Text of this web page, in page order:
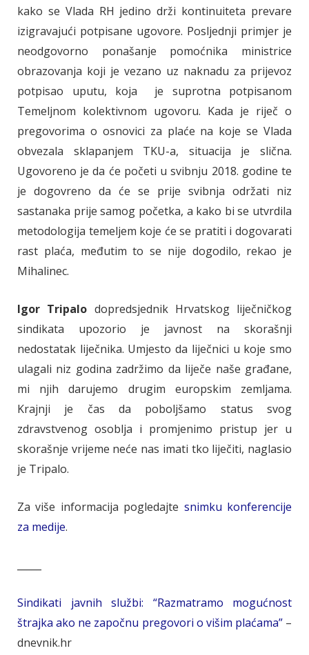
kako se Vlada RH jedino drži kontinuiteta prevare
izigravajući potpisane ugovore. Posljednji primjer je
neodgovorno ponašanje pomoćnika ministrice
obrazovanja koji je vezano uz naknadu za prijevoz
potpisao uputu, koja je suprotna potpisanom
Temeljnom kolektivnom ugovoru. Kada je riječ o
pregovorima o osnovici za plaće na koje se Vlada
obvezala sklapanjem TKU-a, situacija je slična.
Ugovoreno je da će početi u svibnju 2018. godine te
je dogovreno da će se prije svibnja održati niz
sastanaka prije samog početka, a kako bi se utvrdila
metodologija temeljem koje će se pratiti i dogovarati
rast plaća, međutim to se nije dogodilo, rekao je
Mihalinec.
Igor Tripalo dopredsjednik Hrvatskog liječničkog
sindikata upozorio je javnost na skorašnji
nedostatak liječnika. Umjesto da liječnici u koje smo
ulagali niz godina zadržimo da liječe naše građane,
mi njih darujemo drugim europskim zemljama.
Krajnji je čas da poboljšamo status svog
zdravstvenog osoblja i promjenimo pristup jer u
skorašnje vrijeme neće nas imati tko liječiti, naglasio
je Tripalo.
Za više informacija pogledajte snimku konferencije
za medije.
Sindikati javnih službi: “Razmatramo mogućnost
štrajka ako ne započnu pregovori o višim plaćama”–
dnevnik.hr